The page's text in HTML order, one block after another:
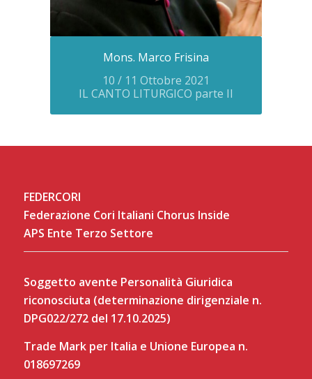
Mons. Marco Frisina
10 / 11 Ottobre 2021
IL CANTO LITURGICO parte II
FEDERCORI
Federazione Cori Italiani Chorus Inside
APS Ente Terzo Settore
Soggetto avente Personalità Giuridica
riconosciuta (determinazione dirigenziale n.
DPG022/272 del 17.10.2025)
Trade Mark per Italia e Unione Europea n.
018697269